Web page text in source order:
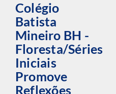
Colégio
Batista
Mineiro BH -
Floresta/Séries
Iniciais
Promove
Reflexões